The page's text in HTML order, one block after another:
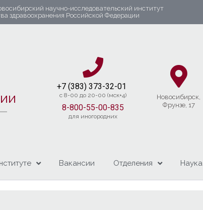
научно-исследовательский институт
здравоохранения Российской Федерации
+7 (383) 373-32-01​
c 8-00 до 20-00 (мск+4)
8-800-55-00-835
для иногородних
Новосибирcк,
Фрунзе, 17
Вакансии Отделения Наука